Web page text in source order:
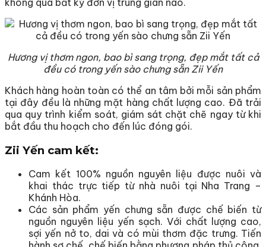
Hương vị thơm ngon, bao bì sang trọng, đẹp mắt tất cả
đều có trong yến sào chưng sẵn Zii Yến
Khách hàng hoàn toàn có thể an tâm bởi mỗi sản phẩm
tại đây đều là những mặt hàng chất lượng cao. Đã trải
qua quy trình kiểm soát, giám sát chặt chẽ ngay từ khi
bắt đầu thu hoạch cho đến lúc đóng gói.
Zii Yến cam kết:
Cam kết 100% nguồn nguyên liệu được nuôi và
khai thác trực tiếp từ nhà nuôi tại Nha Trang –
Khánh Hòa.
Các sản phẩm yến chưng sẵn được chế biến từ
nguồn nguyên liệu yến sạch. Với chất lượng cao,
sợi yến nở to, dai và có mùi thơm đặc trưng. Tiến